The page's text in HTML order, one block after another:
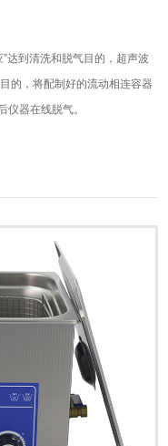
达到清洗和脱气目的，超声波
的，将配制好的流动相连容器
器在线脱气。